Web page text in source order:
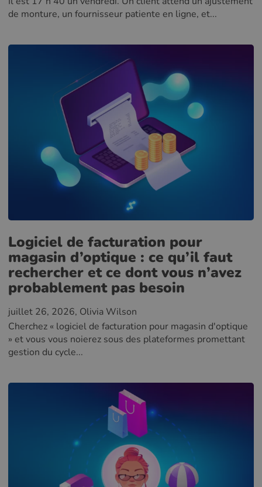
de monture, un fournisseur patiente en ligne, et...
Logiciel de facturation pour
magasin d’optique : ce qu’il faut
rechercher et ce dont vous n’avez
probablement pas besoin
juillet 26, 2026, Olivia Wilson
Cherchez « logiciel de facturation pour magasin d'optique
» et vous vous noierez sous des plateformes promettant
gestion du cycle...